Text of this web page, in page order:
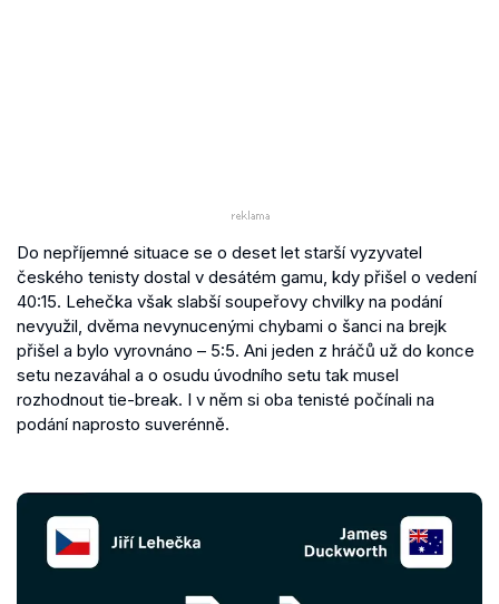
Do nepříjemné situace se o deset let starší vyzyvatel
českého tenisty dostal v desátém gamu, kdy přišel o vedení
40:15. Lehečka však slabší soupeřovy chvilky na podání
nevyužil, dvěma nevynucenými chybami o šanci na brejk
přišel a bylo vyrovnáno – 5:5. Ani jeden z hráčů už do konce
setu nezaváhal a o osudu úvodního setu tak musel
rozhodnout tie-break. I v něm si oba tenisté počínali na
podání naprosto suverénně.